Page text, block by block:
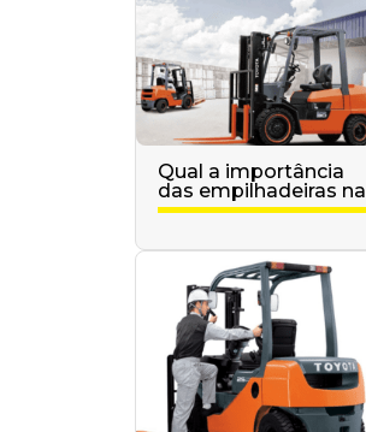
Qual a importância
das empilhadeiras na
logística?